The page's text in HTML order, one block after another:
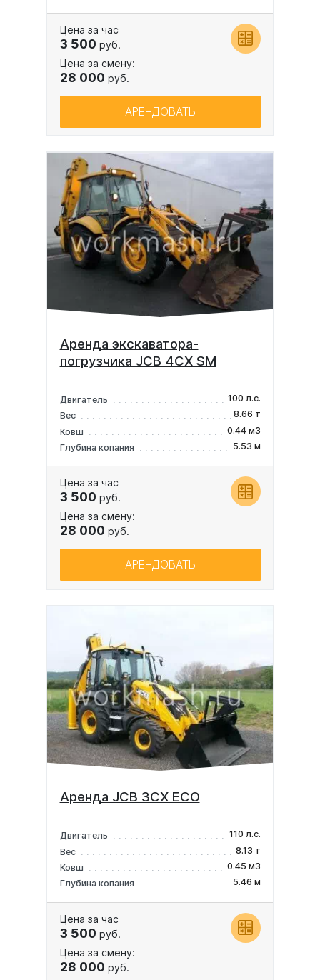
Цена за час
3 500 руб.
Цена за смену:
28 000 руб.
АРЕНДОВАТЬ
Аренда экскаватора-
погрузчика JCB 4CX SM
Двигатель
100 л.с.
Вес
8.66 т
Ковш
0.44 м3
Глубина копания
5.53 м
Цена за час
3 500 руб.
Цена за смену:
28 000 руб.
АРЕНДОВАТЬ
Аренда JCB 3CX ECO
Двигатель
110 л.с.
Вес
8.13 т
Ковш
0.45 м3
Глубина копания
5.46 м
Цена за час
3 500 руб.
Цена за смену:
28 000 руб.